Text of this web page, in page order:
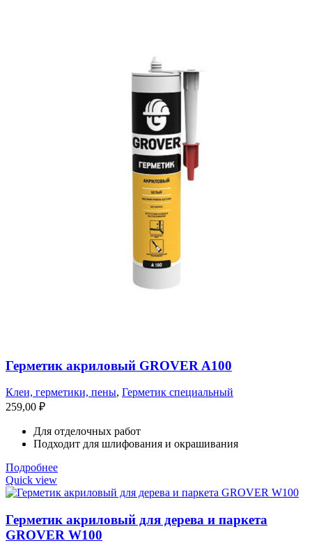
Герметик акриловый GROVER A100
Клеи, герметики, пены, Герметик специальный
259,00 ₽
Для отделочных работ
Подходит для шлифования и окрашивания
Подробнее
Quick view
Герметик акриловый для дерева и паркета
GROVER W100